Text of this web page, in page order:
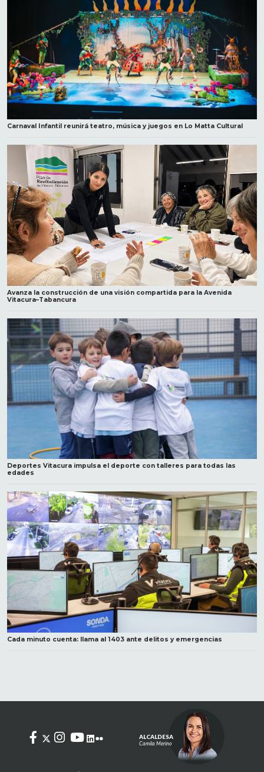
Carnaval Infantil reunirá teatro, música y juegos en Lo Matta Cultural
Avanza la construcción de una visión compartida para la Avenida
Vitacura–Tabancura
Deportes Vitacura impulsa el deporte con talleres para todas las
edades
Cada minuto cuenta: llama al 1403 ante delitos y emergencias
ALCALDESA
Camila Merino